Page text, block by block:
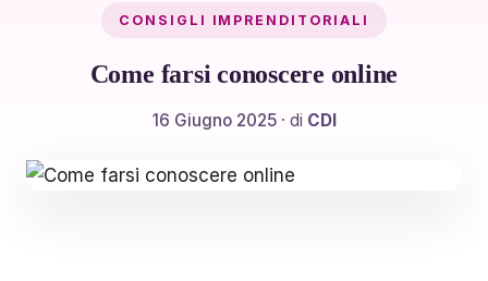
CONSIGLI IMPRENDITORIALI
Come farsi conoscere online
16 Giugno 2025 · di CDI